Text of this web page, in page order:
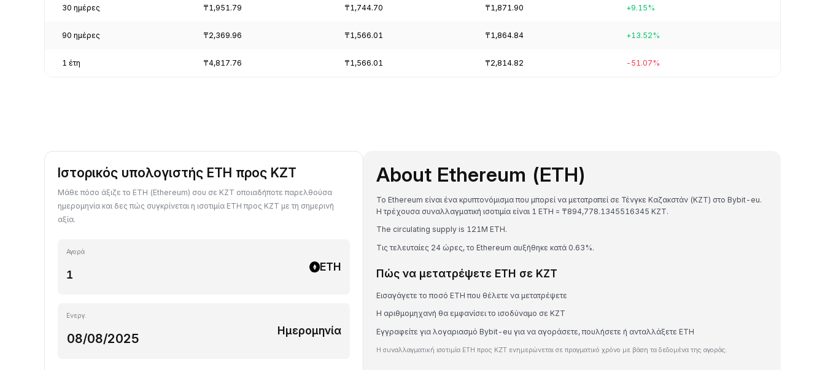
30 ημέρες ₸1,951.79 ₸1,744.70 ₸1,871.90 +9.15%
90 ημέρες ₸2,369.96 ₸1,566.01 ₸1,864.84 +13.52%
1 έτη ₸4,817.76 ₸1,566.01 ₸2,814.82 -51.07%
Ιστορικός υπολογιστής ETH προς KZT
Μάθε πόσο άξιζε το ETH (Ethereum) σου σε KZT οποιαδήποτε παρελθούσα
ημερομηνία και δες πώς συγκρίνεται η ισοτιμία ETH προς KZT με τη σημερινή
αξία.
Αγορά
ETH
Ενεργ.
Ημερομηνία
About Ethereum (ETH)
Το Ethereum είναι ένα κρυπτονόμισμα που μπορεί να μετατραπεί σε Τένγκε Καζακστάν (KZT) στο Bybit-eu.
Η τρέχουσα συναλλαγματική ισοτιμία είναι 1 ETH = ₸894,778.1345516345 KZT.
The circulating supply is 121M ETH.
Τις τελευταίες 24 ώρες, το Ethereum αυξήθηκε κατά 0.63%.
Πώς να μετατρέψετε ETH σε KZT
Εισαγάγετε το ποσό ETH που θέλετε να μετατρέψετε
Η αριθμομηχανή θα εμφανίσει το ισοδύναμο σε KZT
Εγγραφείτε για λογαριασμό Bybit-eu για να αγοράσετε, πουλήσετε ή ανταλλάξετε ETH
Η συναλλαγματική ισοτιμία ETH προς KZT ενημερώνεται σε πραγματικό χρόνο με βάση τα δεδομένα της αγοράς.